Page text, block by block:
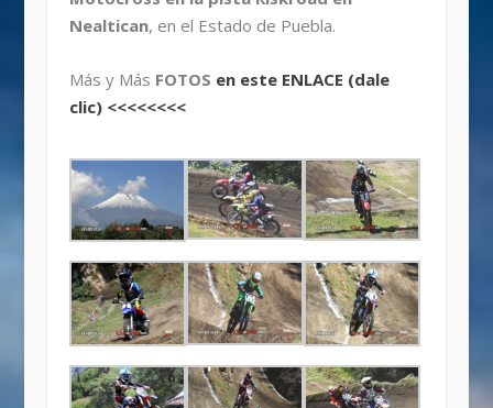
Nealtican, en el Estado de Puebla.
Más y Más FOTOS en este ENLACE (dale
clic) <<<<<<<<